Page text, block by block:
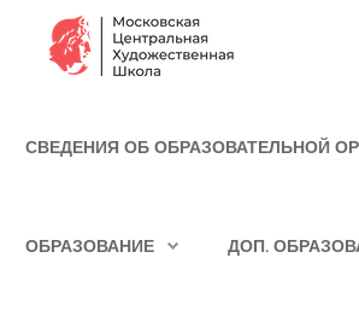
СВЕДЕНИЯ ОБ ОБРАЗОВАТЕЛЬНОЙ
ОБРАЗОВАНИЕ ДОП.